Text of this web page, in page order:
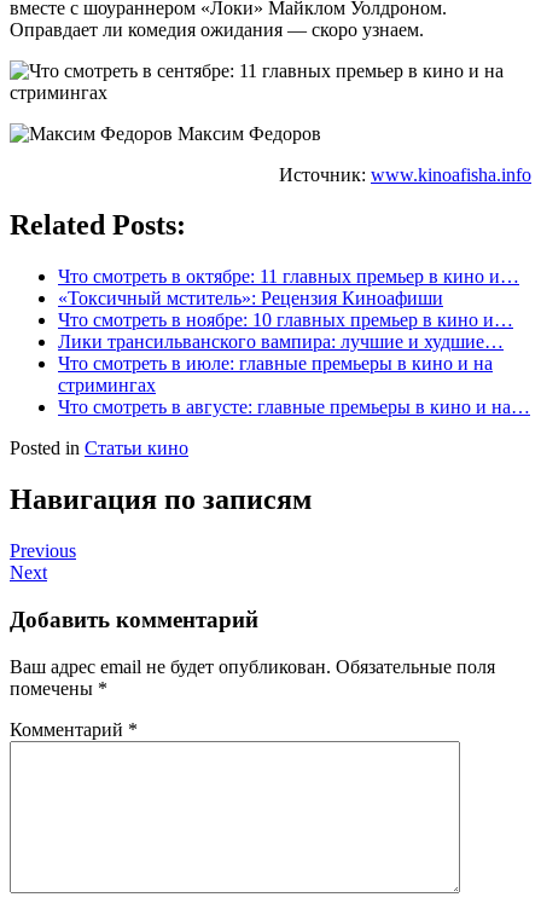
вместе с шоураннером «Локи» Майклом Уолдроном.
Оправдает ли комедия ожидания — скоро узнаем.
Максим Федоров
Источник: www.kinoafisha.info
Related Posts:
Что смотреть в октябре: 11 главных премьер в кино и…
«Токсичный мститель»: Рецензия Киноафиши
Что смотреть в ноябре: 10 главных премьер в кино и…
Лики трансильванского вампира: лучшие и худшие…
Что смотреть в июле: главные премьеры в кино и на
стримингах
Что смотреть в августе: главные премьеры в кино и на…
Posted in Статьи кино
Навигация по записям
Previous
Next
Добавить комментарий
Ваш адрес email не будет опубликован. Обязательные поля
помечены *
Комментарий *